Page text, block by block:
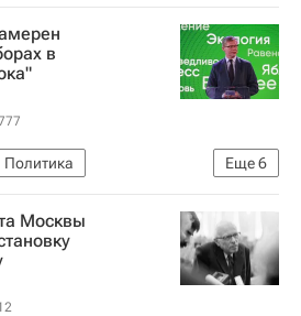
думу
Политика
городская дума
в
Еще6
Политика
дума
Госдума РФ
Губенко
Москвы